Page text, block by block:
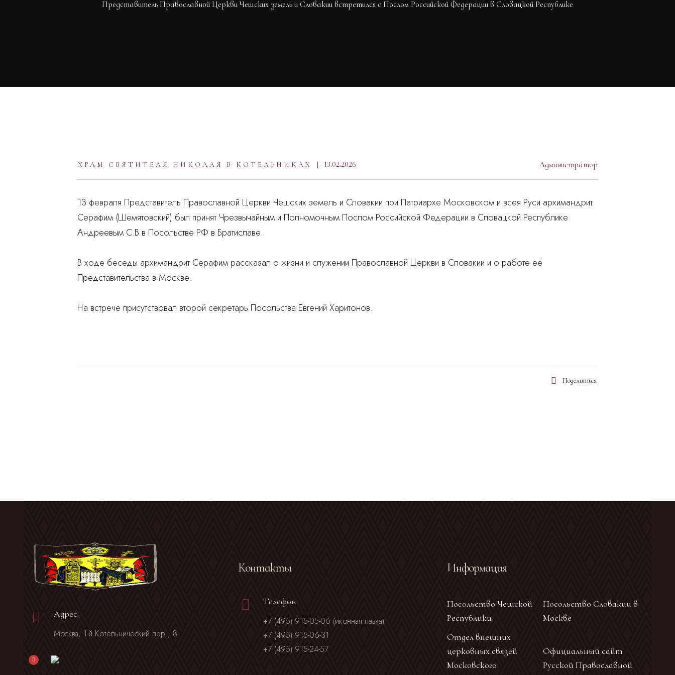
Представитель Православной Церкви Чешских земель и Словакии встретился с Послом Российской Федерации в Словацкой Республике
ХРАМ СВЯТИТЕЛЯ НИКОЛАЯ В КОТЕЛЬНИКАХ 13.02.2026 Администратор
13 февраля Представитель Православной Церкви Чешских земель и Словакии при Патриархе Московском и всея Руси архимандрит
Серафим (Шемятовский) был принят Чрезвычайным и Полномочным Послом Российской Федерации в Словацкой Республике
Андреевым С.В в Посольстве РФ в Братиславе.
В ходе беседы архимандрит Серафим рассказал о жизни и служении Православной Церкви в Словакии и о работе её
Представительства в Москве.
На встрече присутствовал второй секретарь Посольства Евгений Харитонов.
Поделиться
Адрес:
Москва, 1-й Котельнический пер., 8
Контакты
Телефон:
+7 (495) 915-05-06 (иконная лавка)
+7 (495) 915-06-31
+7 (495) 915-24-57
Информация
Посольство Чешской
Республики
Посольство Словакии в
Москве
Отдел внешних
церковных связей
Московского
Официальный сайт
Русской Православной